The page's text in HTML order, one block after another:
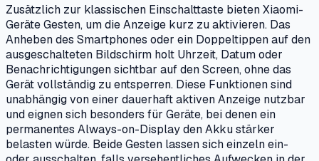
Zusätzlich zur klassischen Einschalttaste bieten Xiaomi-
Geräte Gesten, um die Anzeige kurz zu aktivieren. Das
Anheben des Smartphones oder ein Doppeltippen auf den
ausgeschalteten Bildschirm holt Uhrzeit, Datum oder
Benachrichtigungen sichtbar auf den Screen, ohne das
Gerät vollständig zu entsperren. Diese Funktionen sind
unabhängig von einer dauerhaft aktiven Anzeige nutzbar
und eignen sich besonders für Geräte, bei denen ein
permanentes Always-on-Display den Akku stärker
belasten würde. Beide Gesten lassen sich einzeln ein-